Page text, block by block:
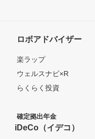
ロボアドバイザー
楽ラップ
ウェルスナビ×R
らくらく投資
確定拠出年金
iDeCo（イデコ）